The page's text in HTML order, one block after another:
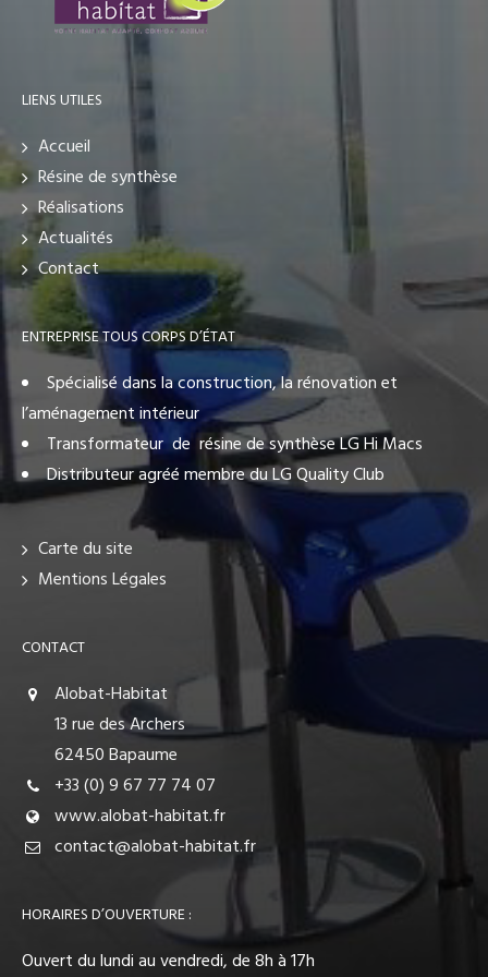
LIENS UTILES
Accueil
Résine de synthèse
Réalisations
Actualités
Contact
ENTREPRISE TOUS CORPS D’ÉTAT
Spécialisé dans la construction, la rénovation et
l’aménagement intérieur
Transformateur de résine de synthèse LG Hi Macs
Distributeur agréé membre du LG Quality Club
Carte du site
Mentions Légales
CONTACT
Alobat-Habitat
13 rue des Archers
62450 Bapaume
+33 (0) 9 67 77 74 07
www.alobat-habitat.fr
contact@alobat-habitat.fr
HORAIRES D’OUVERTURE :
Ouvert du lundi au vendredi, de 8h à 17h